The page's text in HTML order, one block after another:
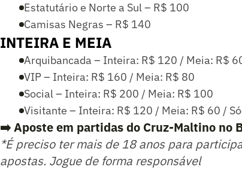
Estatutário e Norte a Sul – R$ 100
Camisas Negras – R$ 140
INTEIRA E MEIA
Arquibancada – Inteira: R$ 120 / Meia: R$
VIP – Inteira: R$ 160 / Meia: R$ 80
Social – Inteira: R$ 200 / Meia: R$ 100
Visitante – Inteira: R$ 120 / Meia: R$ 60 /
➡️ Aposte em partidas do Cruz-Maltino no
*É preciso ter mais de 18 anos para
apostas. Jogue de forma responsável